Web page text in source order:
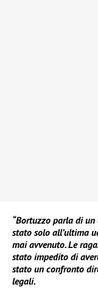
“Bortuzzo parla di un
stato solo all’ultima
mai avvenuto. Le
stato impedito di
stato un confronto
legali.